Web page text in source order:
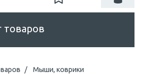
товаров
Мыши, коврики